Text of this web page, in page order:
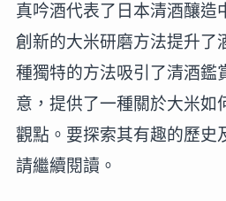
真吟酒代表了日本清酒釀造
創新的大米研磨方法提升了
種獨特的方法吸引了清酒鑑
意，提供了一種關於大米如
觀點。要探索其有趣的歷史
請繼續閱讀。